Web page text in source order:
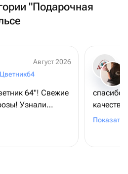
"Подарочная
Август 2026
Цветник64
64"! Свежие
Узнали
доставки у
спасибо
Показать